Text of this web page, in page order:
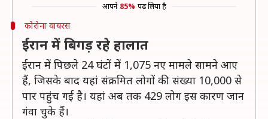
आपने 85% पढ़ लिया है
कोरोना वायरस
ईरान में बिगड़ रहे हालात
ईरान में पिछले 24 घंटों में 1,075 नए मामले सामने आए
हैं, जिसके बाद यहां संक्रमित लोगों की संख्या 10,000 से
पार पहुंच गई है। यहां अब तक 429 लोग इस कारण जान
गंवा चुके हैं।